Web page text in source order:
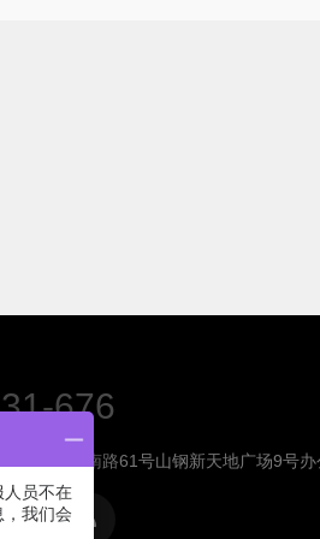
676
历下区工业南路61号山钢新天地广场9号
人员不在
我们会